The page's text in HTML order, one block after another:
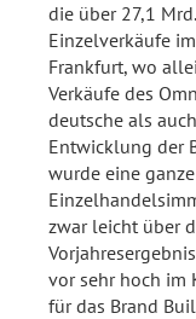
die über 27,1
Einzelverkäufe
Frankfurt, wo
Verkäufe des
deutsche als
Entwicklung der
wurde eine
zwar leicht über
vor sehr hoch im
für das Brand